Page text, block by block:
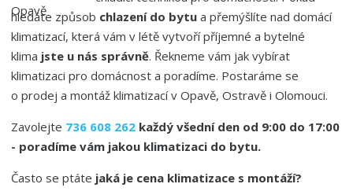
hledáte způsob chlazení do bytua přemýšlíte nad domácí
klimatizací, která vám v létě vytvoří příjemné a bytelné
klima jste u nás správně. Řekneme vám jak vybírat
klimatizaci pro domácnost a poradíme. Postaráme se
o prodej a montáž klimatizací v Opavě, Ostravě i Olomouci.
Zavolejte 736 608 262 každý všední den od 9:00 do 17:00
- poradíme vám jakou klimatizaci do bytu.
Často se ptáte jaká je cena klimatizace s montáží?